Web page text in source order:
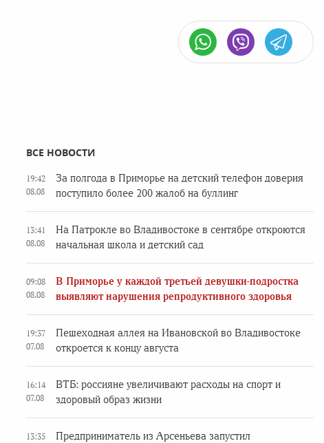
ВСЕ НОВОСТИ
19:42
08.08
За полгода в Приморье на детский телефон доверия
поступило более 200 жалоб на буллинг
13:41
08.08
На Патрокле во Владивостоке в сентябре откроются
начальная школа и детский сад
09:08
08.08
В Приморье у каждой третьей девушки-подростка
выявляют нарушения репродуктивного здоровья
19:37
07.08
Пешеходная аллея на Ивановской во Владивостоке
откроется к концу августа
16:14
07.08
ВТБ: россияне увеличивают расходы на спорт и
здоровый образ жизни
13:35
Предприниматель из Арсеньева запустил